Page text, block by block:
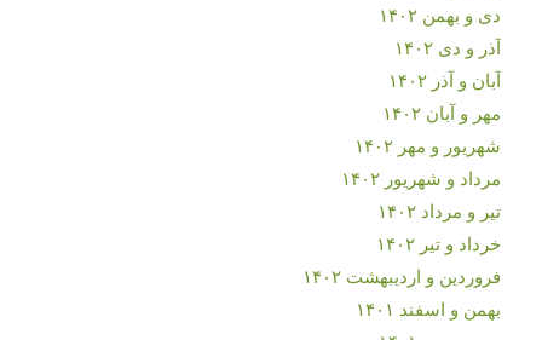
دی و بهمن ۱۴۰۲
آذر و دی ۱۴۰۲
آبان و آذر ۱۴۰۲
مهر و آبان ۱۴۰۲
شهریور و مهر ۱۴۰۲
مرداد و شهریور ۱۴۰۲
تیر و مرداد ۱۴۰۲
خرداد و تیر ۱۴۰۲
فروردین و اردیبهشت ۱۴۰۲
بهمن و اسفند ۱۴۰۱